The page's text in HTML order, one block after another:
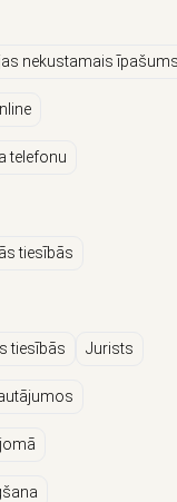
nekustamais
telefonu
tiesībās
tiesībās Jurists